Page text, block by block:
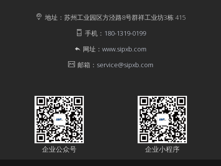
地址：苏州工业园区方泾路8号群祥工业坊3栋 415
手机： 180-1319-0199
网址： www.sipxb.com
邮箱： service@sipxb.com
企业公众号 企业小程序